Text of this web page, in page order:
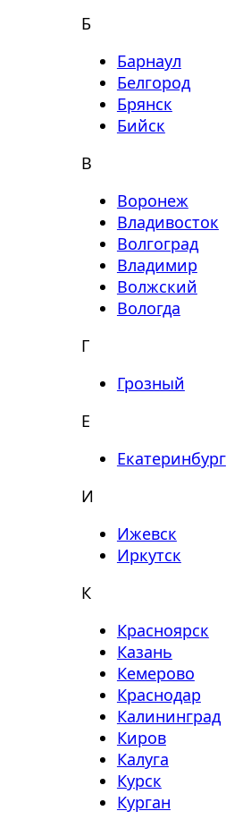
Б
Барнаул
Белгород
Брянск
Бийск
В
Воронеж
Владивосток
Волгоград
Владимир
Волжский
Вологда
Г
Грозный
Е
Екатеринбург
И
Ижевск
Иркутск
К
Красноярск
Казань
Кемерово
Краснодар
Калининград
Киров
Калуга
Курск
Курган